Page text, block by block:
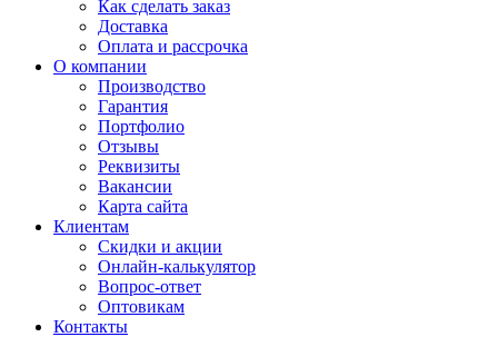
Как сделать заказ
Доставка
Оплата и рассрочка
О компании
Производство
Гарантия
Портфолио
Отзывы
Реквизиты
Вакансии
Карта сайта
Клиентам
Скидки и акции
Онлайн-калькулятор
Вопрос-ответ
Оптовикам
Контакты